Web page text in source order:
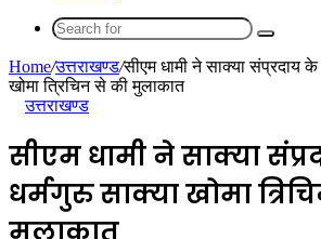
Search
Home/उत्तराखण्ड/सीएम धामी ने साक्या संप्रदाय के
खोमा त्रिचिन से की मुलाकात
उत्तराखण्ड
सीएम धामी ने साक्या
धर्मगुरु साक्या खोमा